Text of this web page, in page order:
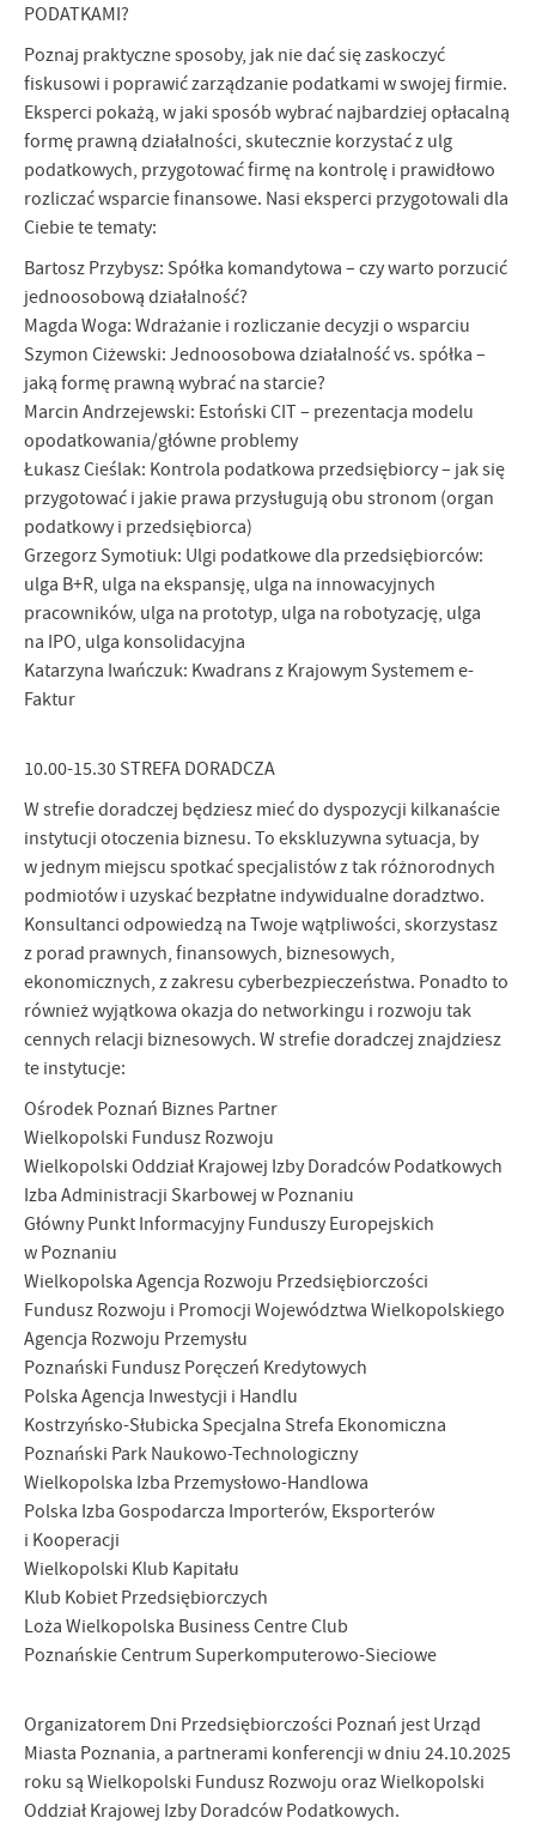
PODATKAMI?
Poznaj praktyczne sposoby, jak nie dać się zaskoczyć
fiskusowi i poprawić zarządzanie podatkami w swojej firmie.
Eksperci pokażą, w jaki sposób wybrać najbardziej opłacalną
formę prawną działalności, skutecznie korzystać z ulg
podatkowych, przygotować firmę na kontrolę i prawidłowo
rozliczać wsparcie finansowe. Nasi eksperci przygotowali dla
Ciebie te tematy:
Bartosz Przybysz: Spółka komandytowa – czy warto porzucić
jednoosobową działalność?
Magda Woga: Wdrażanie i rozliczanie decyzji o wsparciu
Szymon Ciżewski: Jednoosobowa działalność vs. spółka –
jaką formę prawną wybrać na starcie?
Marcin Andrzejewski: Estoński CIT – prezentacja modelu
opodatkowania/główne problemy
Łukasz Cieślak: Kontrola podatkowa przedsiębiorcy – jak się
przygotować i jakie prawa przysługują obu stronom (organ
podatkowy i przedsiębiorca)
Grzegorz Symotiuk: Ulgi podatkowe dla przedsiębiorców:
ulga B+R, ulga na ekspansję, ulga na innowacyjnych
pracowników, ulga na prototyp, ulga na robotyzację, ulga
na IPO, ulga konsolidacyjna
Katarzyna Iwańczuk: Kwadrans z Krajowym Systemem e-
Faktur
10.00-15.30 STREFA DORADCZA
W strefie doradczej będziesz mieć do dyspozycji kilkanaście
instytucji otoczenia biznesu. To ekskluzywna sytuacja, by
w jednym miejscu spotkać specjalistów z tak różnorodnych
podmiotów i uzyskać bezpłatne indywidualne doradztwo.
Konsultanci odpowiedzą na Twoje wątpliwości, skorzystasz
z porad prawnych, finansowych, biznesowych,
ekonomicznych, z zakresu cyberbezpieczeństwa. Ponadto to
również wyjątkowa okazja do networkingu i rozwoju tak
cennych relacji biznesowych. W strefie doradczej znajdziesz
te instytucje:
Ośrodek Poznań Biznes Partner
Wielkopolski Fundusz Rozwoju
Wielkopolski Oddział Krajowej Izby Doradców Podatkowych
Izba Administracji Skarbowej w Poznaniu
Główny Punkt Informacyjny Funduszy Europejskich
w Poznaniu
Wielkopolska Agencja Rozwoju Przedsiębiorczości
Fundusz Rozwoju i Promocji Województwa Wielkopolskiego
Agencja Rozwoju Przemysłu
Poznański Fundusz Poręczeń Kredytowych
Polska Agencja Inwestycji i Handlu
Kostrzyńsko-Słubicka Specjalna Strefa Ekonomiczna
Poznański Park Naukowo-Technologiczny
Wielkopolska Izba Przemysłowo-Handlowa
Polska Izba Gospodarcza Importerów, Eksporterów
i Kooperacji
Wielkopolski Klub Kapitału
Klub Kobiet Przedsiębiorczych
Loża Wielkopolska Business Centre Club
Poznańskie Centrum Superkomputerowo-Sieciowe
Organizatorem Dni Przedsiębiorczości Poznań jest Urząd
Miasta Poznania, a partnerami konferencji w dniu 24.10.2025
roku są Wielkopolski Fundusz Rozwoju oraz Wielkopolski
Oddział Krajowej Izby Doradców Podatkowych.